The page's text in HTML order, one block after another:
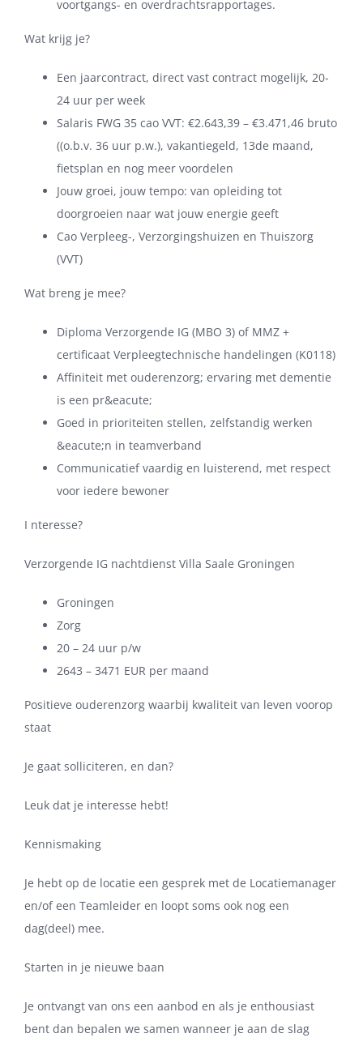
voortgangs- en overdrachtsrapportages.
Wat krijg je?
Een jaarcontract, direct vast contract mogelijk, 20-
24 uur per week
Salaris FWG 35 cao VVT: €2.643,39 – €3.471,46 bruto
((o.b.v. 36 uur p.w.), vakantiegeld, 13de maand,
fietsplan en nog meer voordelen
Jouw groei, jouw tempo: van opleiding tot
doorgroeien naar wat jouw energie geeft
Cao Verpleeg-, Verzorgingshuizen en Thuiszorg
(VVT)
Wat breng je mee?
Diploma Verzorgende IG (MBO 3) of MMZ +
certificaat Verpleegtechnische handelingen (K0118)
Affiniteit met ouderenzorg; ervaring met dementie
is een pr&eacute;
Goed in prioriteiten stellen, zelfstandig werken
&eacute;n in teamverband
Communicatief vaardig en luisterend, met respect
voor iedere bewoner
I nteresse?
Verzorgende IG nachtdienst Villa Saale Groningen
Groningen
Zorg
20 – 24 uur p/w
2643 – 3471 EUR per maand
Positieve ouderenzorg waarbij kwaliteit van leven voorop
staat
Je gaat solliciteren, en dan?
Leuk dat je interesse hebt!
Kennismaking
Je hebt op de locatie een gesprek met de Locatiemanager
en/of een Teamleider en loopt soms ook nog een
dag(deel) mee.
Starten in je nieuwe baan
Je ontvangt van ons een aanbod en als je enthousiast
bent dan bepalen we samen wanneer je aan de slag